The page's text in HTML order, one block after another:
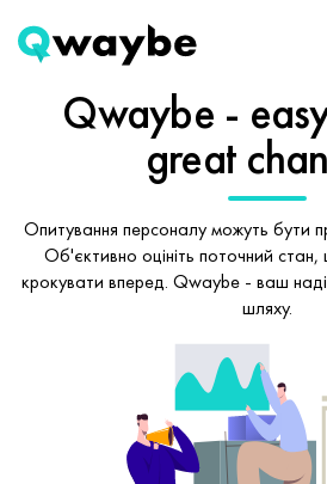
Qwaybe -
great
Опитування персоналу можуть бути
Об'єктивно оцініть поточний
крокувати вперед. Qwaybe - ваш
шляху.